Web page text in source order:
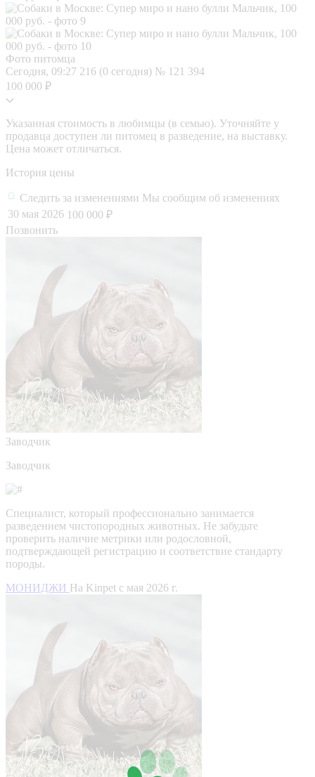
Фото питомца
Сегодня, 09:27 216 (0 сегодня) № 121 394
100 000 ₽
Указанная стоимость в любимцы (в семью). Уточняйте у
продавца доступен ли питомец в разведение, на выставку.
Цена может отличаться.
История цены
Следить за изменениями Мы сообщим об изменениях
30 мая 2026 100 000 ₽
Позвонить
Заводчик
Заводчик
Специалист, который профессионально занимается
разведением чистопородных животных. Не забудьте
проверить наличие метрики или родословной,
подтверждающей регистрацию и соответствие стандарту
породы.
МОНИДЖИ На Kinpet c мая 2026 г.